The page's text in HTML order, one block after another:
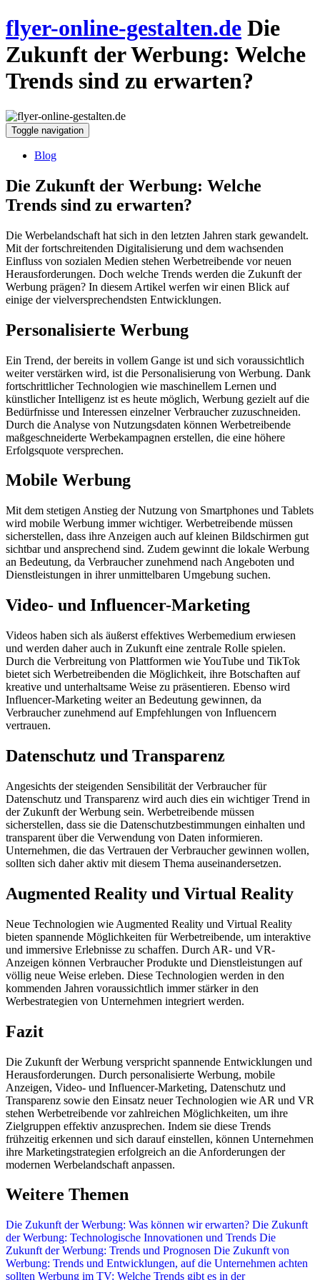
flyer-online-gestalten.de Die
Zukunft der Werbung: Welche
Trends sind zu erwarten?
Toggle navigation
Blog
Die Zukunft der Werbung: Welche
Trends sind zu erwarten?
Die Werbelandschaft hat sich in den letzten Jahren stark gewandelt.
Mit der fortschreitenden Digitalisierung und dem wachsenden
Einfluss von sozialen Medien stehen Werbetreibende vor neuen
Herausforderungen. Doch welche Trends werden die Zukunft der
Werbung prägen? In diesem Artikel werfen wir einen Blick auf
einige der vielversprechendsten Entwicklungen.
Personalisierte Werbung
Ein Trend, der bereits in vollem Gange ist und sich voraussichtlich
weiter verstärken wird, ist die Personalisierung von Werbung. Dank
fortschrittlicher Technologien wie maschinellem Lernen und
künstlicher Intelligenz ist es heute möglich, Werbung gezielt auf die
Bedürfnisse und Interessen einzelner Verbraucher zuzuschneiden.
Durch die Analyse von Nutzungsdaten können Werbetreibende
maßgeschneiderte Werbekampagnen erstellen, die eine höhere
Erfolgsquote versprechen.
Mobile Werbung
Mit dem stetigen Anstieg der Nutzung von Smartphones und Tablets
wird mobile Werbung immer wichtiger. Werbetreibende müssen
sicherstellen, dass ihre Anzeigen auch auf kleinen Bildschirmen gut
sichtbar und ansprechend sind. Zudem gewinnt die lokale Werbung
an Bedeutung, da Verbraucher zunehmend nach Angeboten und
Dienstleistungen in ihrer unmittelbaren Umgebung suchen.
Video- und Influencer-Marketing
Videos haben sich als äußerst effektives Werbemedium erwiesen
und werden daher auch in Zukunft eine zentrale Rolle spielen.
Durch die Verbreitung von Plattformen wie YouTube und TikTok
bietet sich Werbetreibenden die Möglichkeit, ihre Botschaften auf
kreative und unterhaltsame Weise zu präsentieren. Ebenso wird
Influencer-Marketing weiter an Bedeutung gewinnen, da
Verbraucher zunehmend auf Empfehlungen von Influencern
vertrauen.
Datenschutz und Transparenz
Angesichts der steigenden Sensibilität der Verbraucher für
Datenschutz und Transparenz wird auch dies ein wichtiger Trend in
der Zukunft der Werbung sein. Werbetreibende müssen
sicherstellen, dass sie die Datenschutzbestimmungen einhalten und
transparent über die Verwendung von Daten informieren.
Unternehmen, die das Vertrauen der Verbraucher gewinnen wollen,
sollten sich daher aktiv mit diesem Thema auseinandersetzen.
Augmented Reality und Virtual Reality
Neue Technologien wie Augmented Reality und Virtual Reality
bieten spannende Möglichkeiten für Werbetreibende, um interaktive
und immersive Erlebnisse zu schaffen. Durch AR- und VR-
Anzeigen können Verbraucher Produkte und Dienstleistungen auf
völlig neue Weise erleben. Diese Technologien werden in den
kommenden Jahren voraussichtlich immer stärker in den
Werbestrategien von Unternehmen integriert werden.
Fazit
Die Zukunft der Werbung verspricht spannende Entwicklungen und
Herausforderungen. Durch personalisierte Werbung, mobile
Anzeigen, Video- und Influencer-Marketing, Datenschutz und
Transparenz sowie den Einsatz neuer Technologien wie AR und VR
stehen Werbetreibende vor zahlreichen Möglichkeiten, um ihre
Zielgruppen effektiv anzusprechen. Indem sie diese Trends
frühzeitig erkennen und sich darauf einstellen, können Unternehmen
ihre Marketingstrategien erfolgreich an die Anforderungen der
modernen Werbelandschaft anpassen.
Weitere Themen
Die Zukunft der Werbung: Was können wir erwarten? Die Zukunft
der Werbung: Technologische Innovationen und Trends Die
Zukunft der Werbung: Trends und Prognosen Die Zukunft von
Werbung: Trends und Entwicklungen, auf die Unternehmen achten
sollten Werbung im TV: Welche Trends gibt es in der